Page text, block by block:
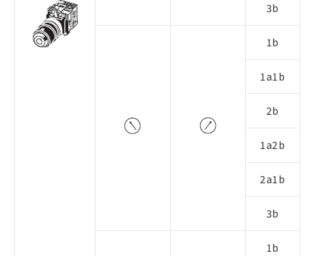
3b
1b
1a1b
2b
1a2b
2a1b
3b
1b